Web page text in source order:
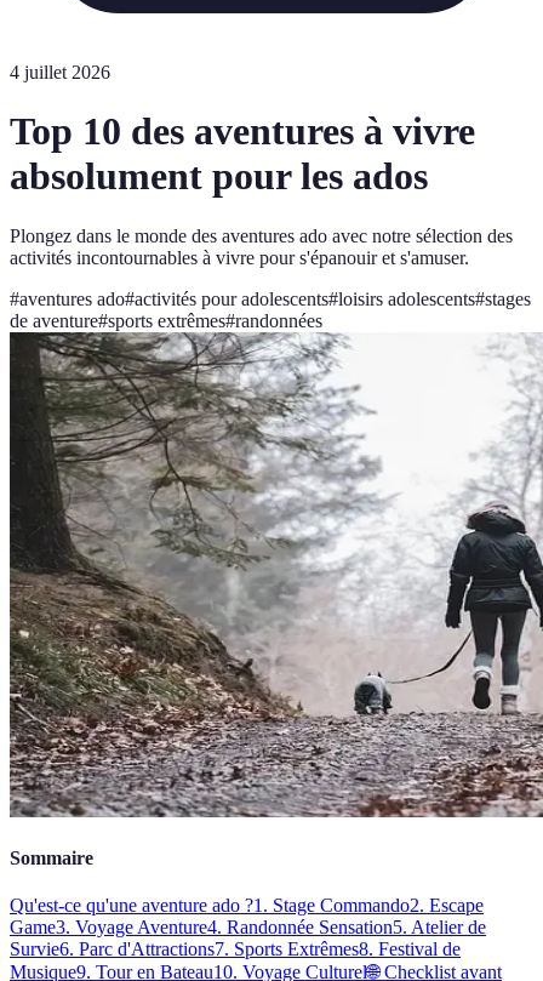
4 juillet 2026
Top 10 des aventures à vivre
absolument pour les ados
Plongez dans le monde des aventures ado avec notre sélection des
activités incontournables à vivre pour s'épanouir et s'amuser.
#aventures ado#activités pour adolescents#loisirs adolescents#stages
de aventure#sports extrêmes#randonnées
Sommaire
Qu'est-ce qu'une aventure ado ?1. Stage Commando2. Escape
Game3. Voyage Aventure4. Randonnée Sensation5. Atelier de
Survie6. Parc d'Attractions7. Sports Extrêmes8. Festival de
Musique9. Tour en Bateau10. Voyage Culturel🌐 Checklist avant